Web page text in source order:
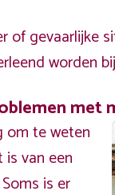
of gevaarlijke
worden
met
om te weten
van een
is er